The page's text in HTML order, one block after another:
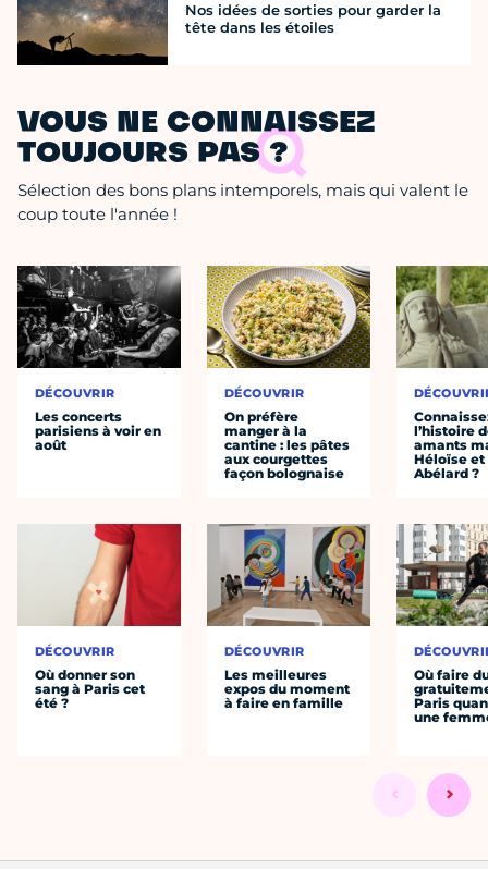
Nos idées de sorties pour garder la
tête dans les étoiles
VOUS NE CONNAISSEZ
TOUJOURS PAS ?
Sélection des bons plans intemporels, mais qui valent le
coup toute l'année !
DÉCOUVRIR
Les concerts
parisiens à voir en
août
DÉCOUVRIR
Où donner son
sang à Paris cet
été ?
DÉCOUVRIR
On préfère
manger à la
cantine : les pâtes
aux courgettes
façon bolognaise
DÉCOUVRIR
Les meilleures
expos du moment
à faire en famille
l’histoire
amants
Héloïse et
Abélard ?
Où faire
Paris
une